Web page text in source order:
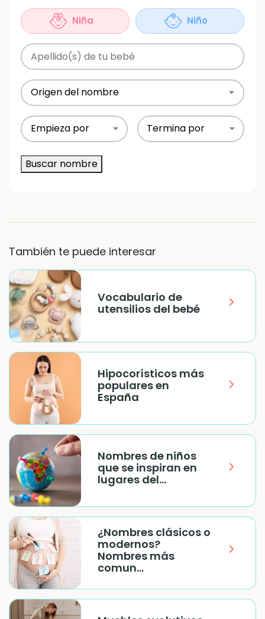
Sexo (Obligatorio)
Niña Niño
Apellidos
Origen
del
nombre(Obligatorio)
Empieza
con
letra
Termina
con
Buscar nombre
También te puede interesar
Vocabulario de
utensilios del bebé
Hipocorísticos más
populares en
España
Nombres de niños
que se inspiran en
lugares del...
¿Nombres clásicos o
modernos?
Nombres más
comun...